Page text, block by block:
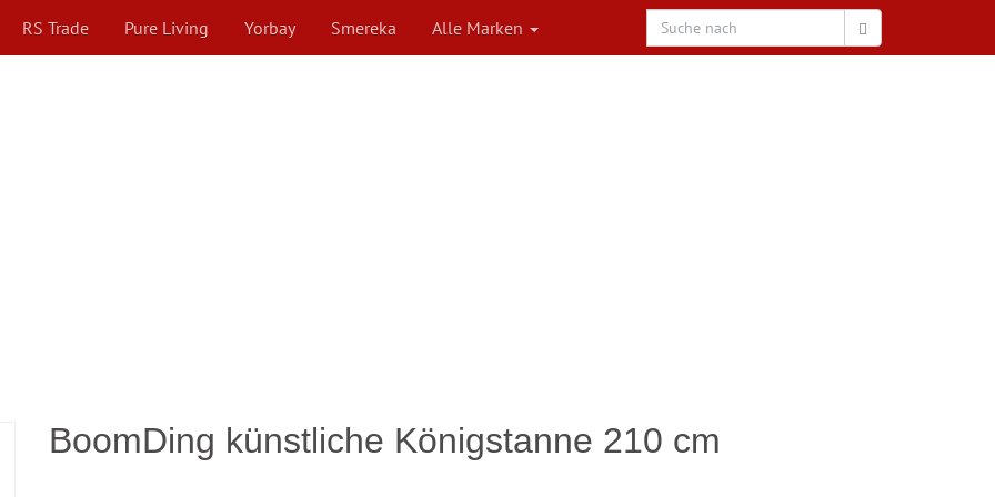
RS Trade Pure Living Yorbay Smereka Alle Marken
BoomDing künstliche Königstanne 210 cm